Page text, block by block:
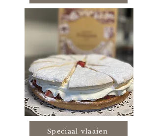
Speciaal vlaaien